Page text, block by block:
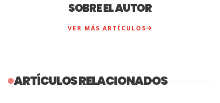
SOBRE EL AUTOR
VER MÁS ARTÍCULOS
ARTÍCULOS RELACIONADOS